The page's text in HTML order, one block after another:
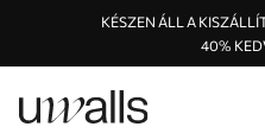
KÉSZEN ÁLL A
40%